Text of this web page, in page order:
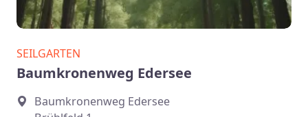
SEILGARTEN
Baumkronenweg Edersee
Baumkronenweg Edersee